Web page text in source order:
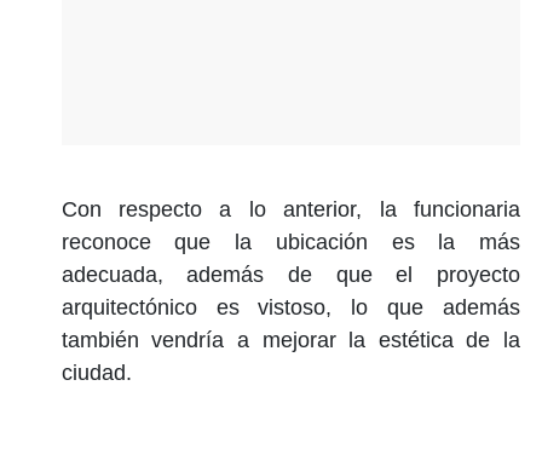
Con respecto a lo anterior, la funcionaria
reconoce que la ubicación es la más
adecuada, además de que el proyecto
arquitectónico es vistoso, lo que además
también vendría a mejorar la estética de la
ciudad.